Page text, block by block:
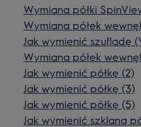
Wymiana półki
Wymiana półek
Jak wymienić szufladę
Wymiana półek
Jak wymienić półkę (2)
Jak wymienić półkę (3)
Jak wymienić półkę (5)
Jak wymienić szklaną